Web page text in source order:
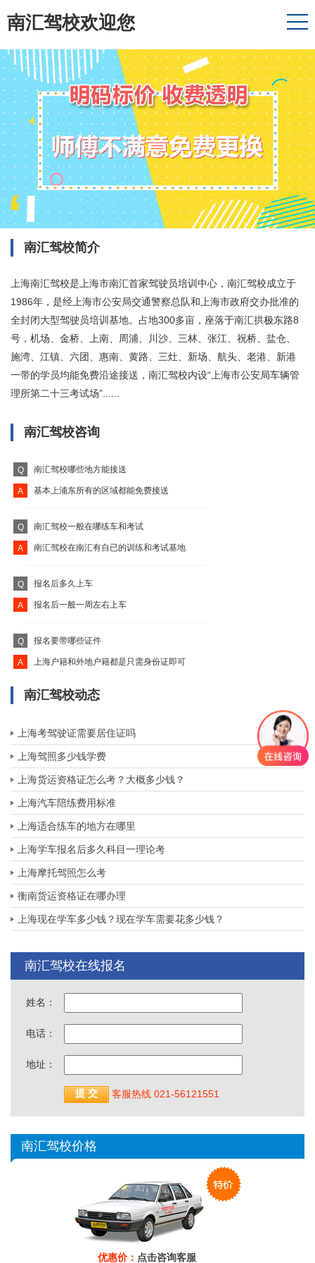
南汇驾校欢迎您
南汇驾校简介
上海南汇驾校是上海市南汇首家驾驶员培训中心，南汇驾校成立于
1986年，是经上海市公安局交通警察总队和上海市政府交办批准的
全封闭大型驾驶员培训基地。占地300多亩，座落于南汇拱极东路8
号，机场、金桥、上南、周浦、川沙、三林、张江、祝桥、盐仓、
施湾、江镇、六团、惠南、黄路、三灶、新场、航头、老港、新港
一带的学员均能免费沿途接送，南汇驾校内设“上海市公安局车辆管
理所第二十三考试场”......
南汇驾校咨询
Q 南汇驾校哪些地方能接送
A 基本上浦东所有的区域都能免费接送
Q 南汇驾校一般在哪练车和考试
A 南汇驾校在南汇有自已的训练和考试基地
Q 报名后多久上车
A 报名后一般一周左右上车
Q 报名要带哪些证件
A 上海户籍和外地户籍都是只需身份证即可
南汇驾校动态
上海考驾驶证需要居住证吗
上海驾照多少钱学费
上海货运资格证怎么考？大概多少钱？
上海汽车陪练费用标准
上海适合练车的地方在哪里
上海学车报名后多久科目一理论考
上海摩托驾照怎么考
衡南货运资格证在哪办理
上海现在学车多少钱？现在学车需要花多少钱？
南汇驾校在线报名
姓名：
电话：
地址：
客服热线 021-56121551
南汇驾校价格
优惠价： 点击咨询客服